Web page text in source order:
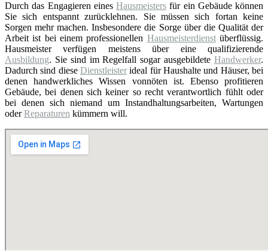
Durch das Engagieren eines Hausmeisters für ein Gebäude können
Sie sich entspannt zurücklehnen. Sie müssen sich fortan keine
Sorgen mehr machen. Insbesondere die Sorge über die Qualität der
Arbeit ist bei einem professionellen Hausmeisterdienstüberflüssig.
Hausmeister verfügen meistens über eine qualifizierende
Ausbildung. Sie sind im Regelfall sogar ausgebildete Handwerker.
Dadurch sind diese Dienstleister ideal für Haushalte und Häuser, bei
denen handwerkliches Wissen vonnöten ist. Ebenso profitieren
Gebäude, bei denen sich keiner so recht verantwortlich fühlt oder
bei denen sich niemand um Instandhaltungsarbeiten, Wartungen
oderReparaturen kümmern will.